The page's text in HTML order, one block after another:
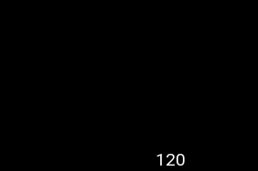
120